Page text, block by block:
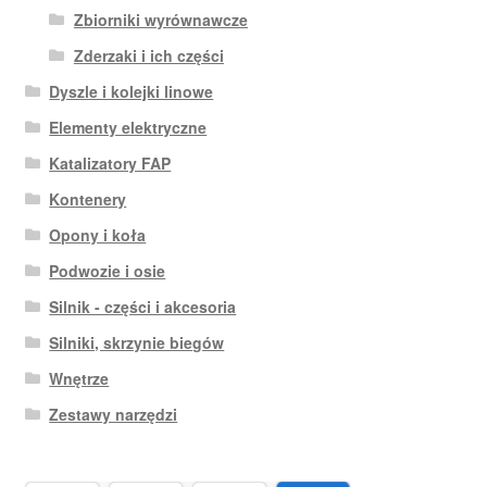
Zbiorniki wyrównawcze
Zderzaki i ich części
Dyszle i kolejki linowe
Elementy elektryczne
Katalizatory FAP
Kontenery
Opony i koła
Podwozie i osie
Silnik - części i akcesoria
Silniki, skrzynie biegów
Wnętrze
Zestawy narzędzi